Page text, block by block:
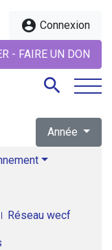
account_circle Connexion
- FAIRE UN DON
search
Année
Réseau wecf